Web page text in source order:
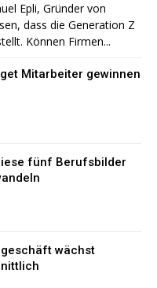
Epli, Gründer von
dass die Generation Z
Können Firmen...
Mitarbeiter gewinnen
fünf Berufsbilder
wächst